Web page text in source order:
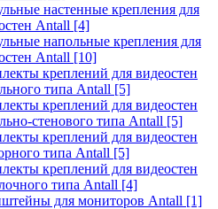
настенные крепления для
Antall [4]
напольные крепления для
Antall [10]
креплений для видеостен
типа Antall [5]
креплений для видеостен
стенового типа Antall [5]
креплений для видеостен
типа Antall [5]
креплений для видеостен
типа Antall [4]
для мониторов Antall [1]